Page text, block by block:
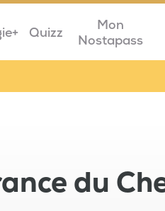
Quizz
Mon
Nostapass
du